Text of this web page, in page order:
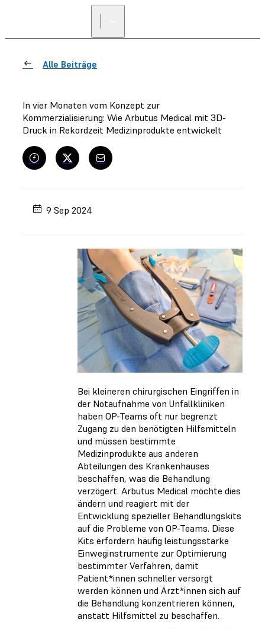
Alle Beiträge
In vier Monaten vom Konzept zur
Kommerzialisierung: Wie Arbutus Medical mit 3D-
Druck in Rekordzeit Medizinprodukte entwickelt
9 Sep 2024
Bei kleineren chirurgischen Eingriffen in
der Notaufnahme von Unfallkliniken
haben OP-Teams oft nur begrenzt
Zugang zu den benötigten Hilfsmitteln
und müssen bestimmte
Medizinprodukte aus anderen
Abteilungen des Krankenhauses
beschaffen, was die Behandlung
verzögert. Arbutus Medical möchte dies
ändern und reagiert mit der
Entwicklung spezieller Behandlungskits
auf die Probleme von OP-Teams. Diese
Kits erfordern häufig leistungsstarke
Einweginstrumente zur Optimierung
bestimmter Verfahren, damit
Patient*innen schneller versorgt
werden können und Ärzt*innen sich auf
die Behandlung konzentrieren können,
anstatt Hilfsmittel zu beschaffen.